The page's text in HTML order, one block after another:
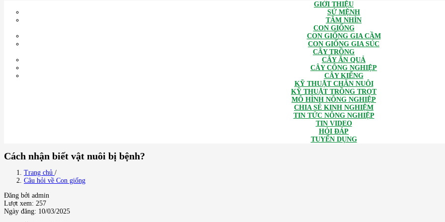
GIỚI THIỆU
SỨ MỆNH
TÂM NHÌN
CON GIỐNG
CON GIỐNG GIA CẦM
CON GIỐNG GIA SÚC
CÂY TRỒNG
CÂY ĂN QUẢ
CÂY CÔNG NGHIỆP
CÂY KIỂNG
KỸ THUẬT CHĂN NUÔI
KỸ THUẬT TRỒNG TRỌT
MÔ HÌNH NÔNG NGHIỆP
CHIA SẺ KINH NGHIỆM
TIN TỨC NÔNG NGHIỆP
TIN VIDEO
HỎI ĐÁP
TUYỂN DỤNG
Cách nhận biết vật nuôi bị bệnh?
Trang chủ /
Câu hỏi về Con giống
Đăng bởi admin
Lượt xem: 257
Ngày đăng: 10/03/2025